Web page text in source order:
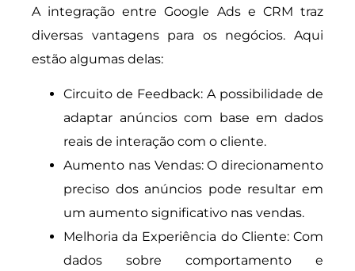
A integração entre Google Ads e CRM traz
diversas vantagens para os negócios. Aqui
estão algumas delas:
Circuito de Feedback: A possibilidade de
adaptar anúncios com base em dados
reais de interação com o cliente.
Aumento nas Vendas: O direcionamento
preciso dos anúncios pode resultar em
um aumento significativo nas vendas.
Melhoria da Experiência do Cliente: Com
dados sobre comportamento e